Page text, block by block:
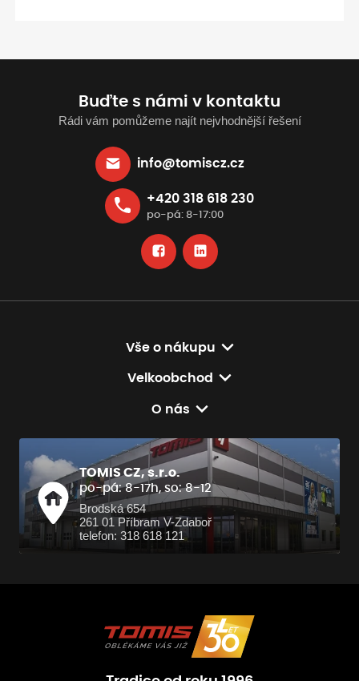
Buďte s námi v kontaktu
Rádi vám pomůžeme najít nejvhodnější řešení
info@tomiscz.cz
+420 318 618 230
po-pá: 8-17:00
Vše o nákupu
Velkoobchod
O nás
TOMIS CZ, s.r.o.
po-pá: 8-17h, so: 8-12
Brodská 654
261 01 Příbram V-Zdaboř
telefon: 318 618 121